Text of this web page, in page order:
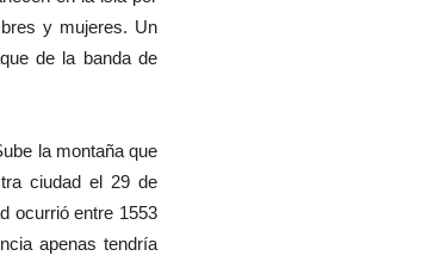
y mujeres. Un
de la banda de
la montaña que
ciudad el 29 de
ocurrió entre 1553
apenas tendría